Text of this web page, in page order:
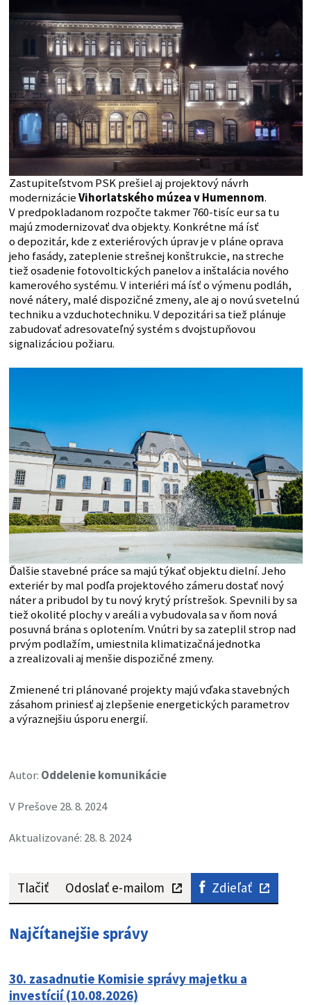
Zastupiteľstvom PSK prešiel aj projektový návrh
modernizácieVihorlatského múzea v Humennom.
V predpokladanom rozpočte takmer 760-tisíc eur sa tu
majú zmodernizovať dva objekty. Konkrétne má ísť
o depozitár, kde z exteriérových úprav je v pláne oprava
jeho fasády, zateplenie strešnej konštrukcie, na streche
tiež osadenie fotovoltických panelov a inštalácia nového
kamerového systému. V interiéri má ísť o výmenu podláh,
nové nátery, malé dispozičné zmeny, ale aj o novú svetelnú
techniku a vzduchotechniku. V depozitári sa tiež plánuje
zabudovať adresovateľný systém s dvojstupňovou
signalizáciou požiaru.
Ďalšie stavebné práce sa majú týkať objektu dielní. Jeho
exteriér by mal podľa projektového zámeru dostať nový
náter a pribudol by tu nový krytý prístrešok. Spevnili by sa
tiež okolité plochy v areáli a vybudovala sa v ňom nová
posuvná brána s oplotením. Vnútri by sa zateplil strop nad
prvým podlažím, umiestnila klimatizačná jednotka
a zrealizovali aj menšie dispozičné zmeny.
Zmienené tri plánované projekty majú vďaka stavebných
zásahom priniesť aj zlepšenie energetických parametrov
a výraznejšiu úsporu energií.
Autor: Oddelenie komunikácie
V Prešove 28. 8. 2024
Aktualizované: 28. 8. 2024
Tlačiť Odoslať e-mailom Zdieľať
Najčítanejšie správy
30. zasadnutie Komisie správy majetku a
investícií (10.08.2026)